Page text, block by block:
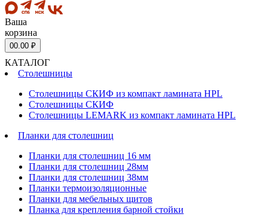
Ваша
корзина
00.00 ₽
КАТАЛОГ
Столешницы
Столешницы СКИФ из компакт ламината HPL
Столешницы СКИФ
Столешницы LEMARK из компакт ламината HPL
Планки для столешниц
Планки для столешниц 16 мм
Планки для столешниц 28мм
Планки для столешниц 38мм
Планки термоизоляционные
Планки для мебельных щитов
Планка для крепления барной стойки